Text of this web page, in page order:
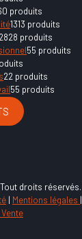
produits
1313 produits
2828 produits
55 produits
22 produits
55 produits
droits réservés.
| Mentions légales |